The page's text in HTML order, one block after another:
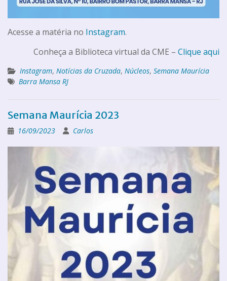
Acesse a matéria no Instagram.
Conheça a Biblioteca virtual da CME – Clique aqui
Instagram, Notícias da Cruzada, Núcleos, Semana Maurícia
Barra Mansa RJ
Semana Maurícia 2023
16/09/2023 Carlos